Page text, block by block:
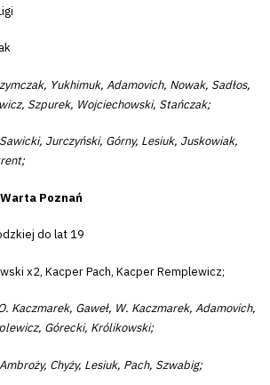
Yukhimuk, Adamovich, Nowak, Sadłos,
Szpurek, Wojciechowski, Stańczak;
Sawicki, Jurczyński, Górny, Lesiuk, Juskowiak,
Poznań
do lat 19
x2, Kacper Pach, Kacper Remplewicz;
Kaczmarek, Gaweł, W. Kaczmarek, Adamovich,
Górecki, Królikowski;
Ambroży, Chyży, Lesiuk, Pach, Szwabig;